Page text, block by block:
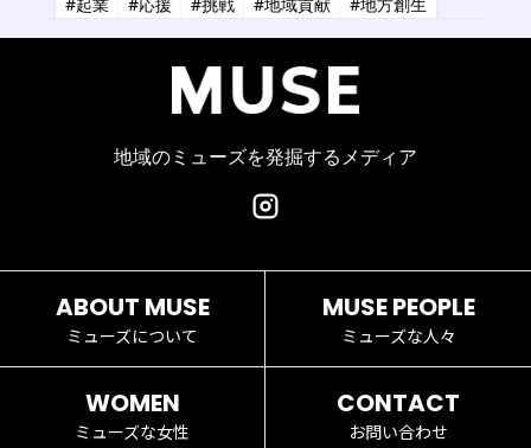
#共創
#健康 #アーティスト #金融
#IT
#タレント #コーチング
#コンサルタント
#商業施設 #小売業 #経営
地域のミューズを発掘するメディア
ABOUT MUSE
ミューズについて
MUSE PEOPLE
ミューズな人々
WOMEN
ミューズな女性
CONTACT
お問い合わせ